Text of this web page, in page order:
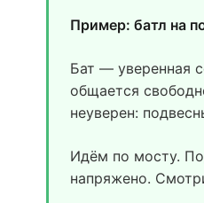
Пример: батл на
Бат — уверенная
общается
неуверен:
Идём по мосту.
напряжено.